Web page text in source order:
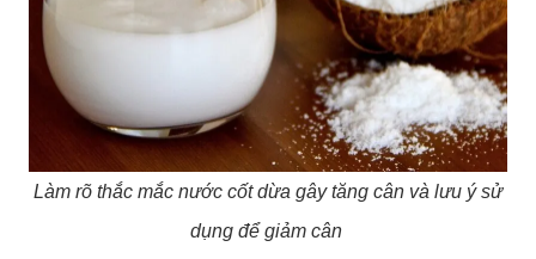
Làm rõ thắc mắc nước cốt dừa gây tăng cân và lưu ý sử
dụng để giảm cân